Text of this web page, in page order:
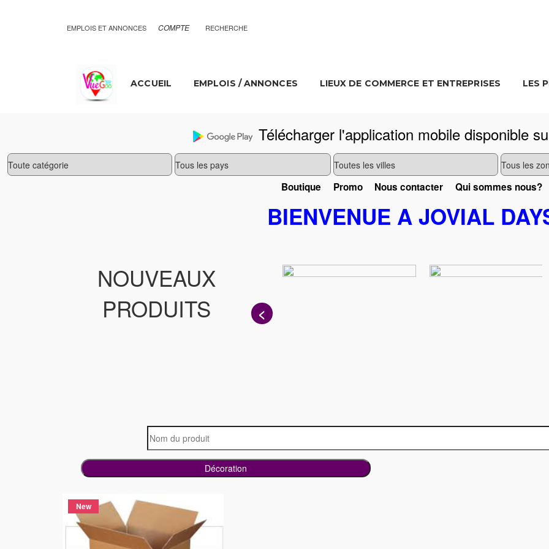
EMPLOIS ET ANNONCES COMPTE RECHERCHE
ACCUEIL EMPLOIS / ANNONCES LIEUX DE COMMERCE ET ENTREPRISES LES
Télécharger l'application mobile disponible
Boutique Promo Nous contacter Qui sommes nous?
BIENVENUE A JOVIAL
NOUVEAUX
PRODUITS
<
Décoration
New